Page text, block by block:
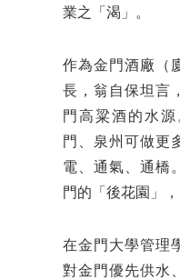
業之「渴」。
作為金門酒廠（
長，翁自保坦言
門高粱酒的水
門、泉州可做更
電、通氣、通橋
門的「後花園」
在金門大學管理
對金門優先供水